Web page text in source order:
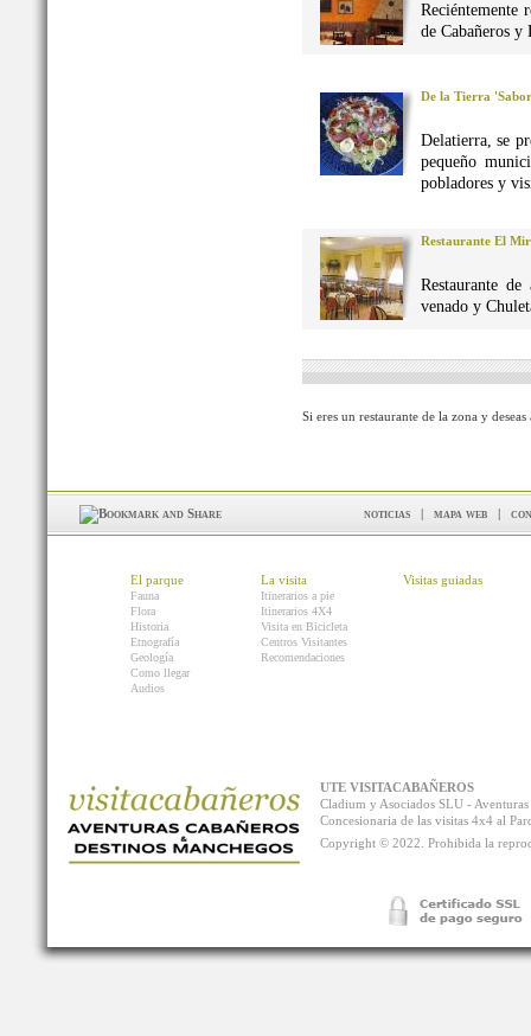
Reciéntemente
de Cabañeros y
De la Tierra
Delatierra, se
pequeño
pobladores y
Restaurante El
Restaurante
venado y
Si eres un restaurante de la zona y
noticias | mapa web |
El parque
Fauna
Flora
Historia
Etnografía
Geología
Como llegar
Audios
La visita
Itinerarios a pie
Itinerarios 4X4
Visita en Bicicleta
Centros Visitantes
Recomendaciones
Visitas guiadas
UTE VISITACABAÑEROS
Cladium y Asociados SLU -
Concesionaria de las visitas 4x4 al
Copyright © 2022. Prohibida la